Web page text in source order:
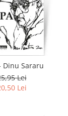
Dinu Sararu
Lei
Lei